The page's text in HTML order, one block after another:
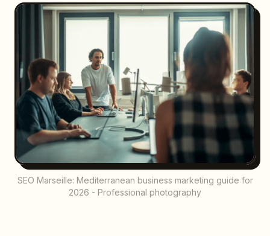
SEO Marseille: Mediterranean business marketing guide for
2026 - Professional photography